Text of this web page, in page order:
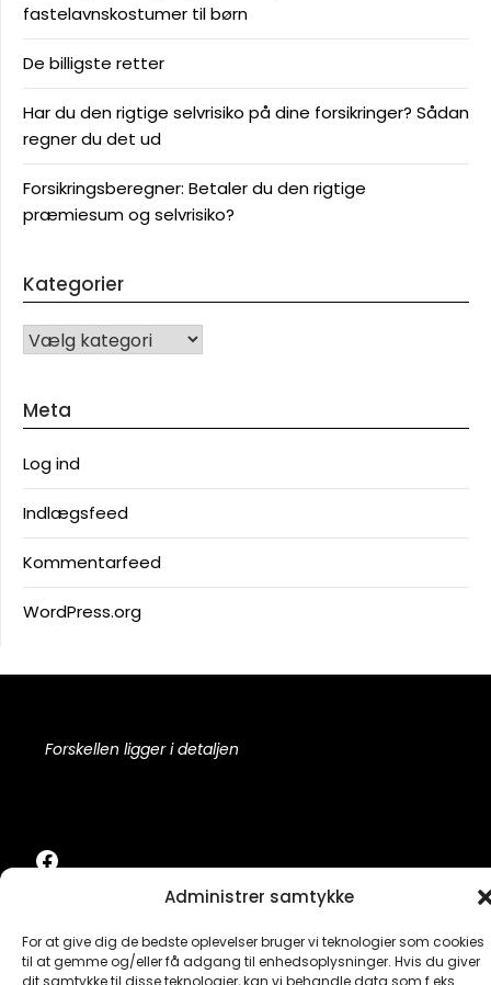
Administrer samtykke
For at give dig de bedste oplevelser bruger vi teknologier som cookies
til at gemme og/eller få adgang til enhedsoplysninger. Hvis du giver
dit samtykke til disse teknologier, kan vi behandle data som f.eks.
fastelavnskostumer til børn
De billigste retter
Har du den rigtige selvrisiko på dine forsikringer? Sådan
regner du det ud
Forsikringsberegner: Betaler du den rigtige
præmiesum og selvrisiko?
Kategorier
KATEGORIER
Meta
Log ind
Indlægsfeed
Kommentarfeed
WordPress.org
Forskellen ligger i detaljen
Facebook
©2026 Life on Fire| Design:Newspaperly WordPress